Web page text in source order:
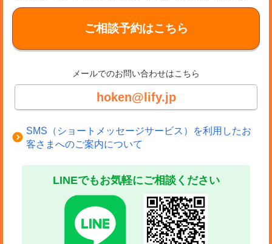
ご相談予約はこちら
メールでのお問い合わせはこちら
hoken@lify.jp
SMS（ショートメッセージサービス）を利用したお
客さまへのご案内について
LINEでもお気軽にご相談ください